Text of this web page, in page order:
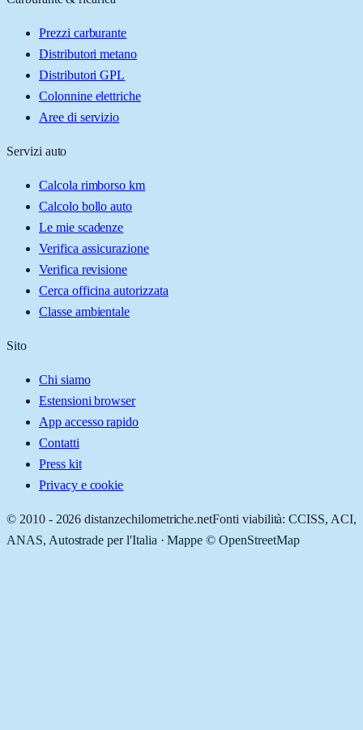
Prezzi carburante
Distributori metano
Distributori GPL
Colonnine elettriche
Aree di servizio
Servizi auto
Calcola rimborso km
Calcolo bollo auto
Le mie scadenze
Verifica assicurazione
Verifica revisione
Cerca officina autorizzata
Classe ambientale
Sito
Chi siamo
Estensioni browser
App accesso rapido
Contatti
Press kit
Privacy e cookie
© 2010 - 2026 distanzechilometriche.netFonti viabilità: CCISS, ACI,
ANAS, Autostrade per l'Italia · Mappe © OpenStreetMap